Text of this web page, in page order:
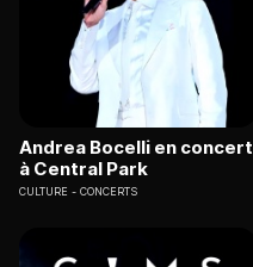
Andrea Bocelli en concert
à Central Park
CULTURE CONCERTS